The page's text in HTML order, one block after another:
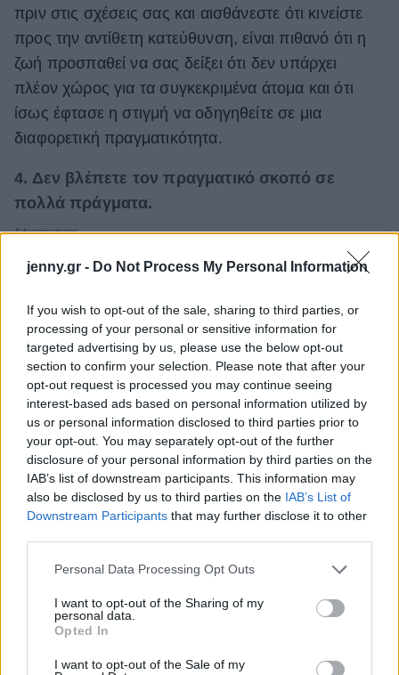
jenny.gr - Do Not Process My Personal Information
If you wish to opt-out of the sale, sharing to third parties, or
processing of your personal or sensitive information for
targeted advertising by us, please use the below opt-out
section to confirm your selection. Please note that after your
opt-out request is processed you may continue seeing
interest-based ads based on personal information utilized by
us or personal information disclosed to third parties prior to
your opt-out. You may separately opt-out of the further
disclosure of your personal information by third parties on the
IAB’s list of downstream participants. This information may
also be disclosed by us to third parties on the IAB’s List of
Downstream Participants that may further disclose it to other
Please note that this website/app uses one or more Google
not limited to your visit or usage behaviour. You may click to
grant or deny consent to Google and its third-party tags to
use your data for below specified purposes in below Google
consent section.
Personal Data Processing Opt Outs
I want to opt-out of the Sharing of my
personal data.
Opted In
I want to opt-out of the Sale of my
πριν στις σχέσεις σας και αισθάνεστε ότι κινείστε
προς την αντίθετη κατεύθυνση, είναι πιθανό ότι η
ζωή προσπαθεί να σας δείξει ότι δεν υπάρχει
πλέον χώρος για τα συγκεκριμένα άτομα και ότι
ίσως έφτασε η στιγμή να οδηγηθείτε σε μια
διαφορετική πραγματικότητα.
4. Δεν βλέπετε τον πραγματικό σκοπό σε
πολλά πράγματα.